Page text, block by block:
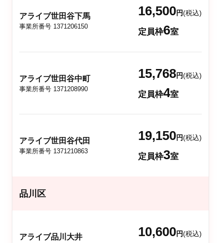
アライブ世田谷下馬
事業所番号 1371206150
16,500円(税込)
定員枠6室
アライブ世田谷中町
事業所番号 1371208990
15,768円(税込)
定員枠4室
アライブ世田谷代田
事業所番号 1371210863
19,150円(税込)
定員枠3室
品川区
アライブ品川大井 10,600円(税込)